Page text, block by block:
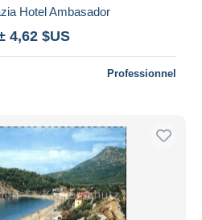
Hotel Ambasador
4,62 $US
Professionnel